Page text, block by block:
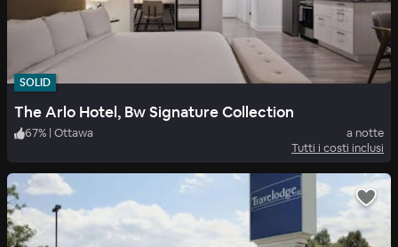
SOLID
The Arlo Hotel, Bw Signature Collection
67% Ottawa
a notte
Tutti i costi inclusi